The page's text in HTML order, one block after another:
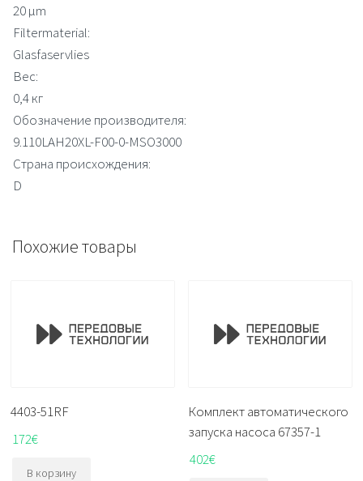
20 µm
Filtermaterial:
Glasfaservlies
Вес:
0,4 кг
Обозначение производителя:
9.110LAH20XL-F00-0-MSO3000
Страна происхождения:
D
Похожие товары
4403-51RF
172€
В корзину
Комплект автоматического
запуска насоса 67357-1
402€